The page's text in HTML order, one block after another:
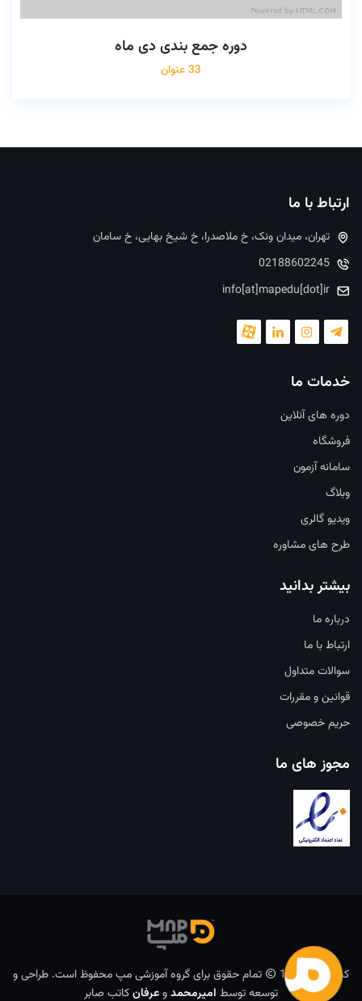
دوره جمع بندی دی ماه
33 عنوان
ارتباط با ما
تهران، میدان ونک، خ ملاصدرا، خ شیخ بهایی، خ سامان
02188602245
info[at]mapedu[dot]ir
خدمات ما
دوره های آنلاین
فروشگاه
سامانه آزمون
وبلاگ
ویدیو گالری
طرح های مشاوره
بیشتر بدانید
درباره ما
ارتباط با ما
سوالات متداول
قوانین و مقررات
حریم خصوصی
مجوز های ما
کپی رایت 1403
تمام حقوق برای گروه آموزشی مپ محفوظ است. طراحی و
توسعه توسط امیرمحمدوعرفانکاتب صابر